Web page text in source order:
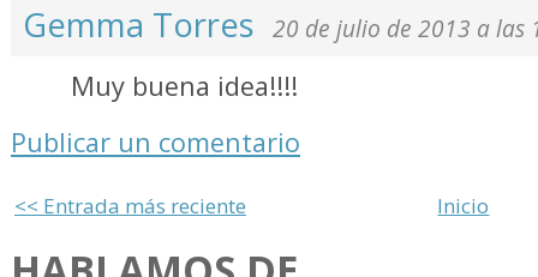
Gemma Torres 20 de julio de 2013 a las
Muy buena idea!!!!
Publicar un comentario
<< Entrada más reciente Inicio